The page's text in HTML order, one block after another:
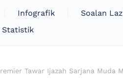
Infografik Soalan
Statistik
Tawar Ijazah Sarjana Muda